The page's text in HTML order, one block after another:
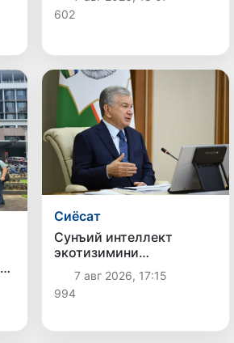
киберҳужумлар ҳақида
огоҳлантирди
602
Сиёсат
Сунъий интеллект
экотизимини
ривожлантириш бўйича
устувор вазифалар
белгиланди
7 авг 2026, 17:15
994